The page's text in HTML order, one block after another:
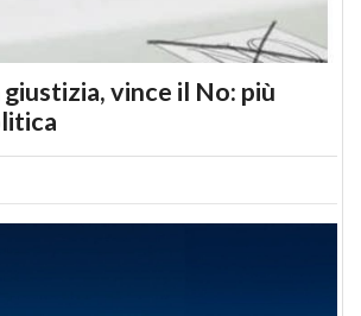
vince il No: più